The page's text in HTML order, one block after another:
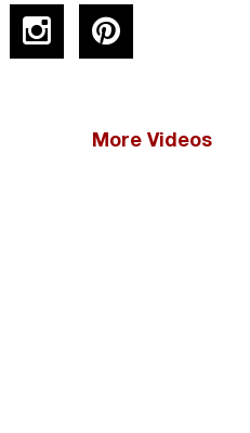
More Videos